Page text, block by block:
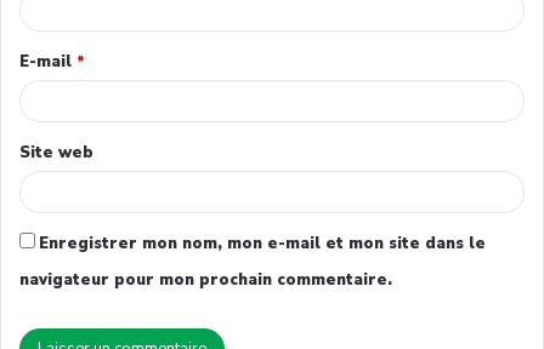
E-mail *
Site web
Enregistrer mon nom, mon e-mail et mon site dans le
navigateur pour mon prochain commentaire.